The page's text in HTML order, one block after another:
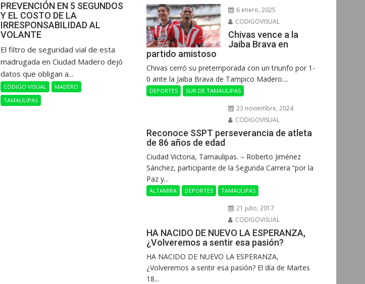
PREVENCIÓN EN 5 SEGUNDOS
Y EL COSTO DE LA
IRRESPONSABILIDAD AL
VOLANTE
​El filtro de seguridad vial de esta
madrugada en Ciudad Madero dejó
datos que obligan a...
CÓDIGO VISUAL
MADERO
TAMAULIPAS
6 enero, 2025
CODIGOVISUAL
Chivas vence a la
Jaiba Brava en
partido amistoso
Chivas cerró su pretemporada con un triunfo por 1-
0 ante la Jaiba Brava de Tampico Madero....
DEPORTES SUR DE TAMAULIPAS
23 noviembre, 2024
CODIGOVISUAL
Reconoce SSPT perseverancia de atleta
de 86 años de edad
Ciudad Victoria, Tamaulipas. – Roberto Jiménez
Sánchez, participante de la Segunda Carrera “por la
Paz y...
ALTAMIRA DEPORTES TAMAULIPAS
21 julio, 2017
CODIGOVISUAL
HA NACIDO DE NUEVO LA ESPERANZA,
¿Volveremos a sentir esa pasión?
HA NACIDO DE NUEVO LA ESPERANZA,
¿Volveremos a sentir esa pasión? El día de Martes
18...